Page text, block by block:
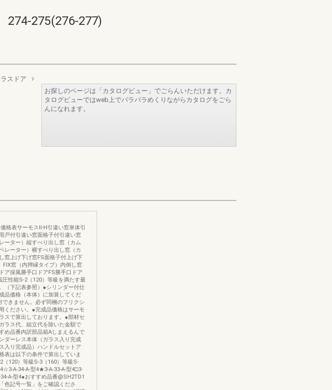
274-275(276-277)
スドア
お探しのページは「カタログビュー」でごらんいただけます。カ
タログビューではweb上でパラパラめくりながらカタログをごら
んになれます。
格表サーモスⅡ-H引違い窓単体引
戸付引違い窓面格子付引違い窓
ーター）縦すべり出し窓（カム
レーター）横すべり出し窓（カ
窓上げ下げ窓FS面格子付上げ下
FIX窓（内押縁タイプ）内倒し窓
ア採風勝手口ドアFS勝手口ドア
性能S-2（120）等級を満たす最
（下記表参照）●シリンダー付仕
品価格（本体）に加算してくだ
きません。必ず同梱のフリクシ
ください。●完成品価格はサーモ
スで算出しております。●部材セ
ラス代、組立代を除いた金額で
め品番内訳部品箱Aしまえるんで
ダーレス本体（ガラス入り完成
入り完成品）ハンドルセットア
表は以下の条件で算出していま
（120）等級S-3（160）等級S-
A-34-A-型4★3-A-33-A-型4□3-
A-型4●おすすめ品番@SH2TD1
色記号一覧」をご確認くださ